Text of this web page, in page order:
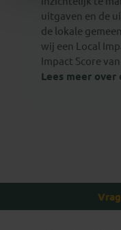
uitgaven en de
de lokale
wij een Local
Impact Score
Lees meer over